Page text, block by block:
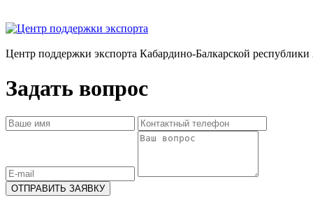
Центр поддержки экспорта Кабардино-Балкарской республики
Задать вопрос
ОТПРАВИТЬ ЗАЯВКУ